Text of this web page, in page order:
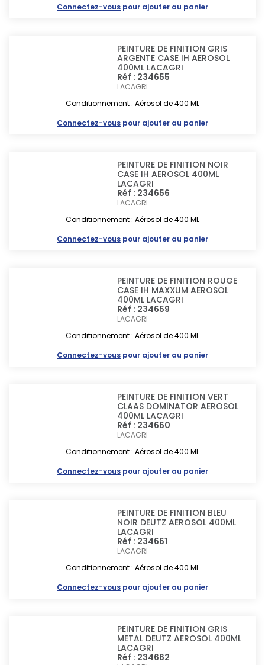
Connectez-vous pour ajouter au panier
PEINTURE DE FINITION GRIS
ARGENTE CASE IH AEROSOL
400ML LACAGRI
Réf : 234655
LACAGRI
Conditionnement : Aérosol de 400 ML
Connectez-vous pour ajouter au panier
PEINTURE DE FINITION NOIR
CASE IH AEROSOL 400ML
LACAGRI
Réf : 234656
LACAGRI
Conditionnement : Aérosol de 400 ML
Connectez-vous pour ajouter au panier
PEINTURE DE FINITION ROUGE
CASE IH MAXXUM AEROSOL
400ML LACAGRI
Réf : 234659
LACAGRI
Conditionnement : Aérosol de 400 ML
Connectez-vous pour ajouter au panier
PEINTURE DE FINITION VERT
CLAAS DOMINATOR AEROSOL
400ML LACAGRI
Réf : 234660
LACAGRI
Conditionnement : Aérosol de 400 ML
Connectez-vous pour ajouter au panier
PEINTURE DE FINITION BLEU
NOIR DEUTZ AEROSOL 400ML
LACAGRI
Réf : 234661
LACAGRI
Conditionnement : Aérosol de 400 ML
Connectez-vous pour ajouter au panier
PEINTURE DE FINITION GRIS
METAL DEUTZ AEROSOL 400ML
LACAGRI
Réf : 234662